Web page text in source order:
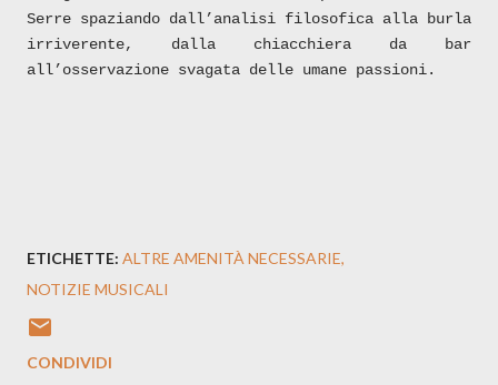
Serre spaziando dall’analisi filosofica alla burla
irriverente, dalla chiacchiera da bar
all’osservazione svagata delle umane passioni.
ETICHETTE: ALTRE AMENITÀ NECESSARIE
NOTIZIE MUSICALI
CONDIVIDI